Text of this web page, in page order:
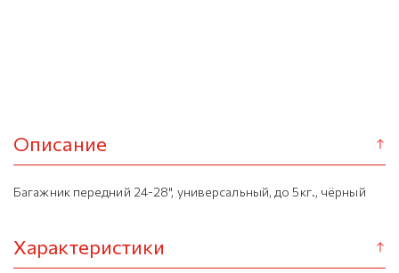
Описание
Багажник передний 24-28", универсальный, до 5кг., чёрный
Характеристики